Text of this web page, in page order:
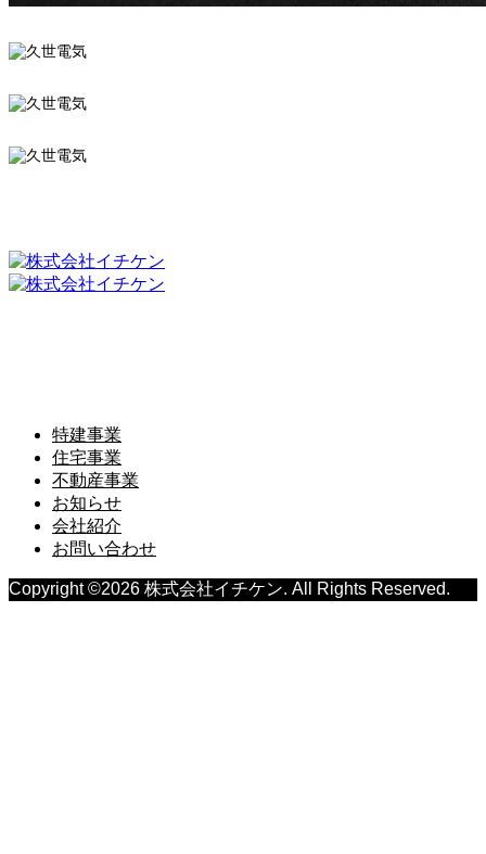
特建事業
住宅事業
不動産事業
お知らせ
会社紹介
お問い合わせ
Copyright ©2026 株式会社イチケン. All Rights Reserved.